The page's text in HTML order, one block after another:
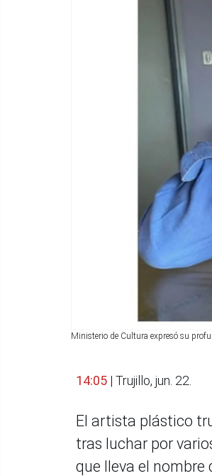
Ministerio de Cultura expresó su
14:05 | Trujillo, jun. 22.
El artista plástico
tras luchar por
que lleva el nombre